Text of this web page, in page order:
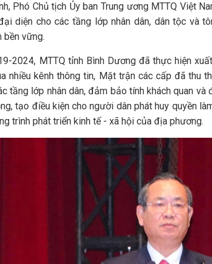
Phó Chủ tịch Ủy ban Trung ương MTTQ Việt
diện cho các tầng lớp nhân dân, dân tộc và
bền vững.
2024, MTTQ tỉnh Bình Dương đã thực hiện
nhiều kênh thông tin, Mặt trận các cấp đã thu
tầng lớp nhân dân, đảm bảo tính khách quan
tạo điều kiện cho người dân phát huy quyền
trình phát triển kinh tế - xã hội của địa phương.